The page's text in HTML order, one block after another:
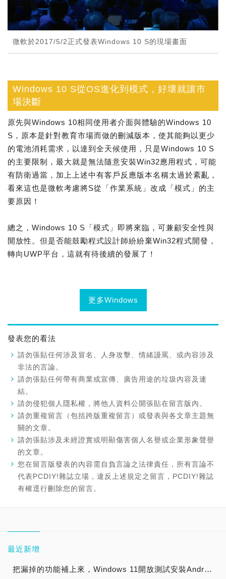
微軟於2017/5/2正式發表Windows 10 S的現場畫面
Windows 10 S從OS進化到模式，好壞就讓市
場決斷
原先與Windows 10相同使用者介面與體驗的Windows 10
S，原本是針對教育市場而做的刪減版本，使其能夠以更少
的電池消耗需求，以達到全天候使用，只是Windows 10 S
的主要限制，最大就是無法隨意安裝Win32應用程式，可能
有防衛過當，加上上述中有客戶反應版本名稱太過於紊亂，
看來這也是微軟考慮將S從「作業系統」改成「模式」的主
要原因！
總之，Windows 10 S「模式」即將來臨，可兼顧安全性與
開放性。但是否能鼓勵程式設計師紛紛棄Win32程式開發，
轉向UWP平台，這就有待後續的發展了！
更多Windows
發表您的看法
請勿張貼任何涉及冒名、人身攻擊、情緒謾罵、或內容涉及
非法的言論。
請勿張貼任何帶有商業或宣傳、廣告用途的垃圾內容及連
結。
請勿侵犯個人隱私權，將他人資料公開張貼在留言版內。
請勿重複留言（包括跨版重複留言）或發表與各文章主題無
關的文章。
請勿張貼涉及未經證實或明顯傷害個人名譽或企業形象聲譽
的文章。
您在留言版發表的內容需自負言論之法律責任，所有言論不
代表PCDIY!雜誌立場，違反上述規定之留言，PCDIY!雜誌
有權逕行刪除您的留言。
最近新增
把漏掉的功能補上來，Windows 11開放測試安裝Android App了